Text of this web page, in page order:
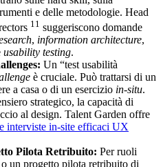
e delle metodologie. Head
11 suggeriscono domande
, information architecture,
usability testing.
Un “test usabilità
è cruciale. Può trattarsi di un
a casa o di un esercizio in-situ.
strategico, la capacità di
al design. Talent Garden offre
interviste in-site efficaci UX
Pilota Retribuito: Per ruoli
o un progetto pilota retribuito di